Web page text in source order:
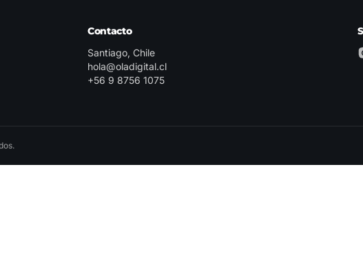
Contacto
Santiago, Chile
hola@oladigital.cl
+56 9 8756 1075